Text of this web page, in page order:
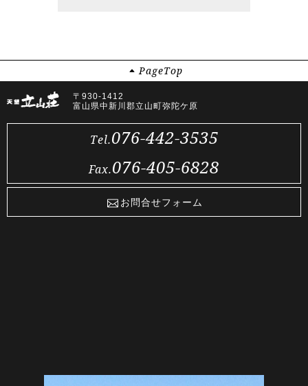
PageTop
〒930-1412
富山県中新川郡立山町弥陀ケ原
Tel.076-442-3535
Fax.076-405-6828
お問合せフォーム